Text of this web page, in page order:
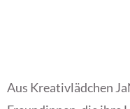
Aus Kreativlädchen